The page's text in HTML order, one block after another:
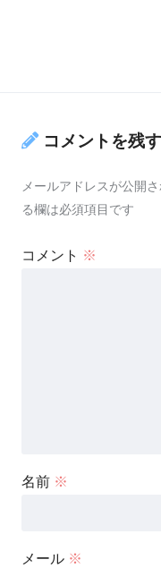
コメントを残す
メールアドレスが公開
る欄は必須項目です
コメント ※
名前 ※
メール ※